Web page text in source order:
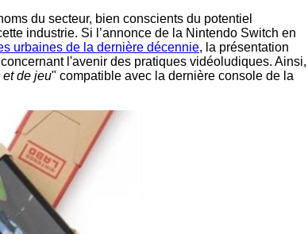
du secteur, bien conscients du potentiel
industrie. Si l’annonce de la Nintendo Switch en
urbaines de la dernière décennie, la présentation
l'avenir des pratiques vidéoludiques. Ainsi,
de jeu" compatible avec la dernière console de la